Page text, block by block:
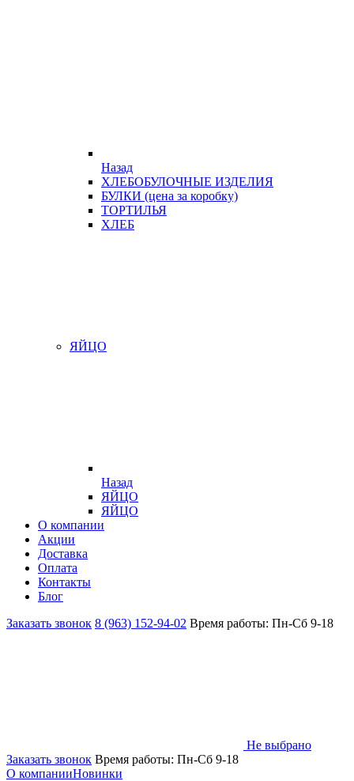
Назад
ХЛЕБОБУЛОЧНЫЕ ИЗДЕЛИЯ
БУЛКИ (цена за коробку)
ТОРТИЛЬЯ
ХЛЕБ
ЯЙЦО
Назад
ЯЙЦО
ЯЙЦО
О компании
Акции
Доставка
Оплата
Контакты
Блог
Заказать звонок 8 (963) 152-94-02 Время работы: Пн-Сб 9-18
Не выбрано
Заказать звонок Время работы: Пн-Сб 9-18
О компанииНовинки